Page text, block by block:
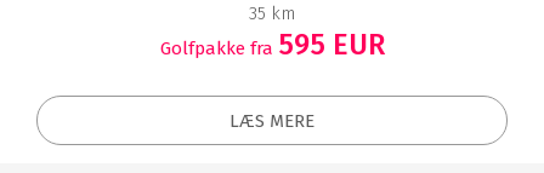
35 km
Golfpakke fra 595 EUR
LÆS MERE